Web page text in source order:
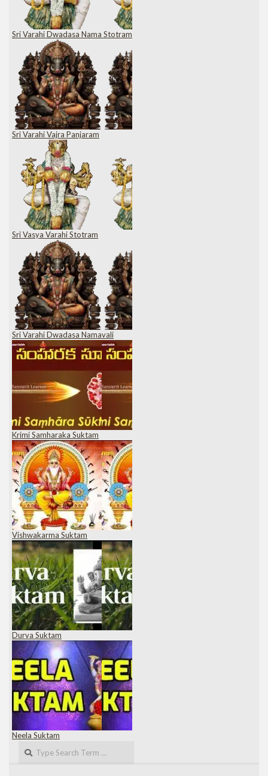
Sri Varahi Dwadasa Nama Stotram
Sri Varahi Vajra Panjaram
Sri Vasya Varahi Stotram
Sri Varahi Dwadasa Namavali
Krimi Samharaka Suktam
Vishwakarma Suktam
Durva Suktam
Neela Suktam